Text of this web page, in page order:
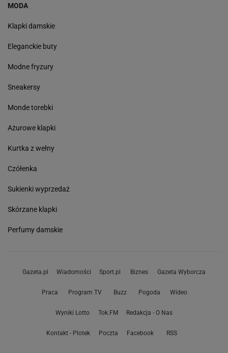
MODA
Klapki damskie
Eleganckie buty
Modne fryzury
Sneakersy
Monde torebki
Ażurowe klapki
Kurtka z wełny
Czółenka
Sukienki wyprzedaż
Skórzane klapki
Perfumy damskie
Gazeta.pl Wiadomości Sport.pl Biznes Gazeta Wyborcza
Praca Program TV Buzz Pogoda Wideo
Wyniki Lotto Tok.FM Redakcja - O Nas
Kontakt - Plotek Poczta Facebook RSS